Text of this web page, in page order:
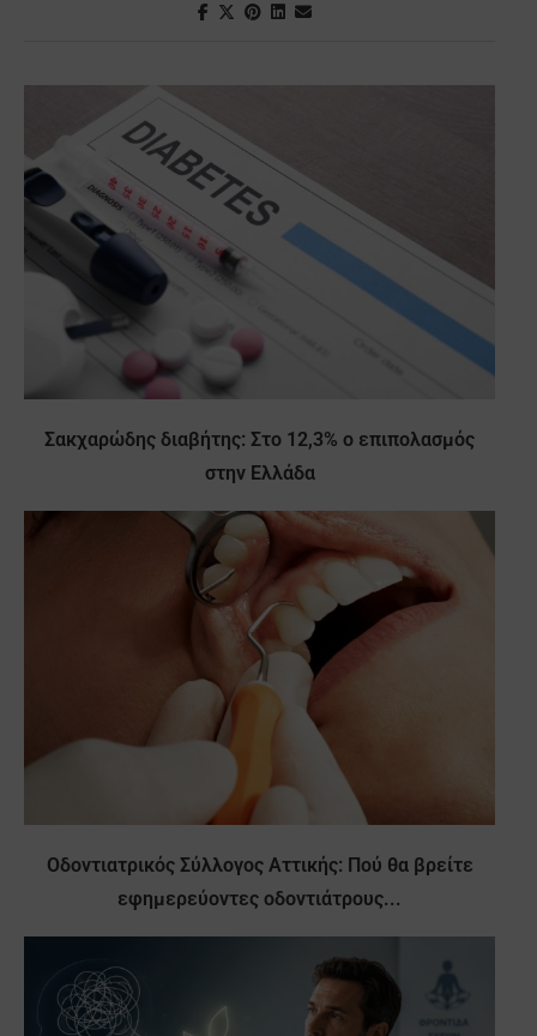
Σακχαρώδης διαβήτης: Στο 12,3% ο επιπολασμός
στην Ελλάδα
Οδοντιατρικός Σύλλογος Αττικής: Πού θα βρείτε
εφημερεύοντες οδοντιάτρους...